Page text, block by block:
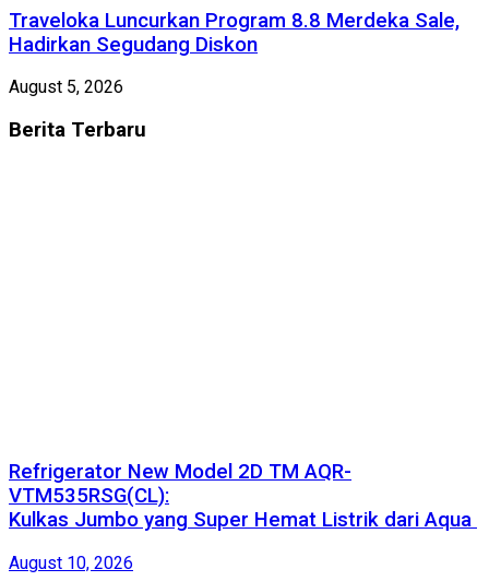
Traveloka Luncurkan Program 8.8 Merdeka Sale,
Hadirkan Segudang Diskon
August 5, 2026
Berita Terbaru
Refrigerator New Model 2D TM AQR-
VTM535RSG(CL):
Kulkas Jumbo yang Super Hemat Listrik dari Aqua
August 10, 2026